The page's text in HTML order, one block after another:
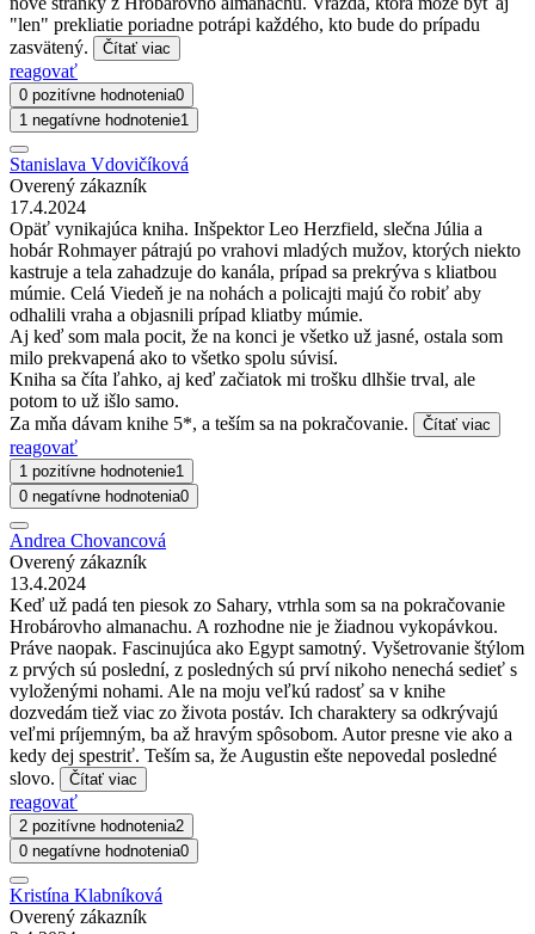
"len" prekliatie poriadne potrápi každého, kto bude do prípadu
zasvätený.
Čítať viac
reagovať
0 pozitívne hodnotenia0
1 negatívne hodnotenie1
Stanislava Vdovičíková
Overený zákazník
17.4.2024
Opäť vynikajúca kniha. Inšpektor Leo Herzfield, slečna Júlia a
hobár Rohmayer pátrajú po vrahovi mladých mužov, ktorých niekto
kastruje a tela zahadzuje do kanála, prípad sa prekrýva s kliatbou
múmie. Celá Viedeň je na nohách a policajti majú čo robiť aby
odhalili vraha a objasnili prípad kliatby múmie.
Aj keď som mala pocit, že na konci je všetko už jasné, ostala som
milo prekvapená ako to všetko spolu súvisí.
Kniha sa číta ľahko, aj keď začiatok mi trošku dlhšie trval, ale
potom to už išlo samo.
Za mňa dávam knihe 5*, a teším sa na pokračovanie.
Čítať viac
reagovať
1 pozitívne hodnotenie1
0 negatívne hodnotenia0
Andrea Chovancová
Overený zákazník
13.4.2024
Keď už padá ten piesok zo Sahary, vtrhla som sa na pokračovanie
Hrobárovho almanachu. A rozhodne nie je žiadnou vykopávkou.
Práve naopak. Fascinujúca ako Egypt samotný. Vyšetrovanie štýlom
z prvých sú poslední, z posledných sú prví nikoho nenechá sedieť s
vyloženými nohami. Ale na moju veľkú radosť sa v knihe
dozvedám tiež viac zo života postáv. Ich charaktery sa odkrývajú
veľmi príjemným, ba až hravým spôsobom. Autor presne vie ako a
kedy dej spestriť. Teším sa, že Augustin ešte nepovedal posledné
slovo.
Čítať viac
reagovať
2 pozitívne hodnotenia2
0 negatívne hodnotenia0
Kristína Klabníková
Overený zákazník